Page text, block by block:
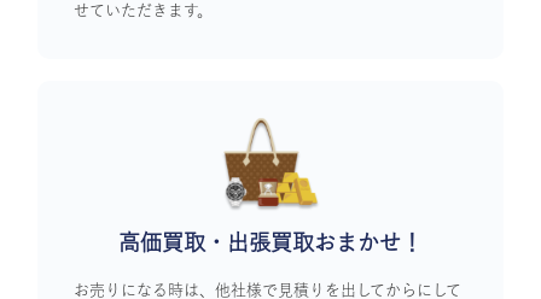
せていただきます。
高価買取・出張買取おまかせ！
お売りになる時は、他社様で見積りを出してからにして